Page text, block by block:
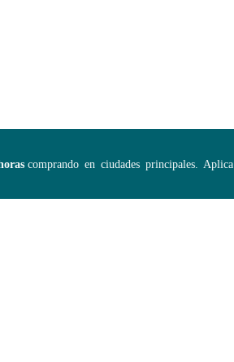
comprando en ciudades principales. Aplica TyC